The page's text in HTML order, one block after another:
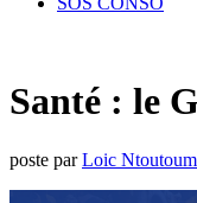
Santé : le
poste parLoic